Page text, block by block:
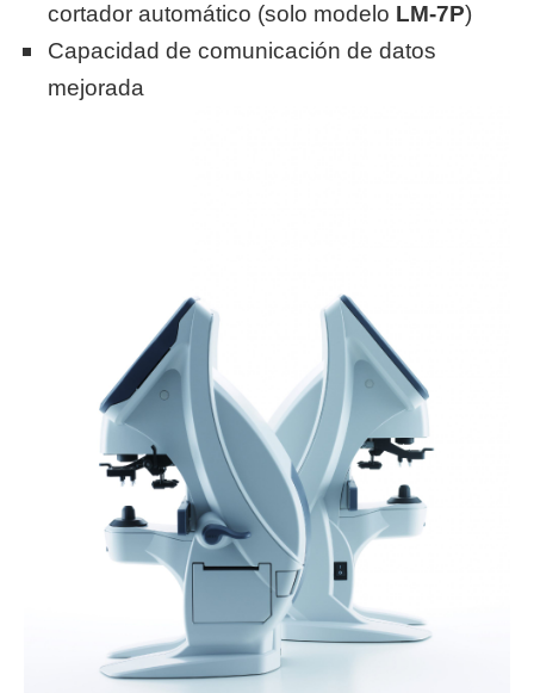
cortador automático (solo modelo LM-7P)
Capacidad de comunicación de datos
mejorada